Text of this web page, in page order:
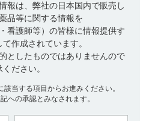
ださい。
関する以下の記載があります。
報は、弊社の日本国内で販売し
品等に関する情報を
看護師等）の皆様に情報提供す
作成されています。
としたものではありませんので
ください。
当する項目からお進みください。
への承認とみなされます。